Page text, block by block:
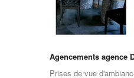
Agencements agence
Prises de vue